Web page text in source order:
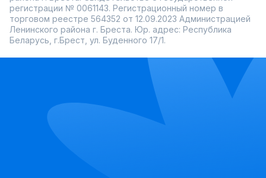
регистрации № 0061143. Регистрационный номер в
торговом реестре 564352 от 12.09.2023 Администрацией
Ленинского района г. Бреста. Юр. адрес: Республика
Беларусь, г.Брест, ул. Буденного 17/1.